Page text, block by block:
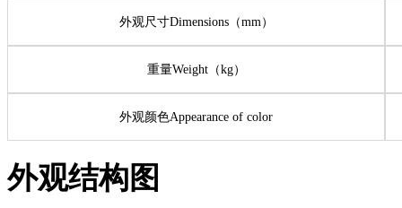
外观尺寸Dimensions（mm）
重量Weight（kg）
外观颜色Appearance of color
外观结构图